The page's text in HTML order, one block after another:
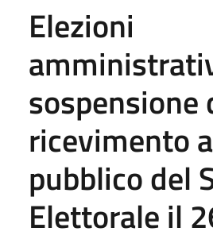
Elezioni
sospensione
ricevimento
pubblico del
Elettorale il